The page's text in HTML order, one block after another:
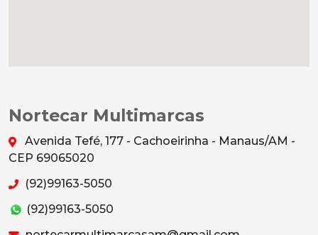
Nortecar Multimarcas
Avenida Tefé, 177 - Cachoeirinha - Manaus/AM -
CEP 69065020
(92)99163-5050
(92)99163-5050